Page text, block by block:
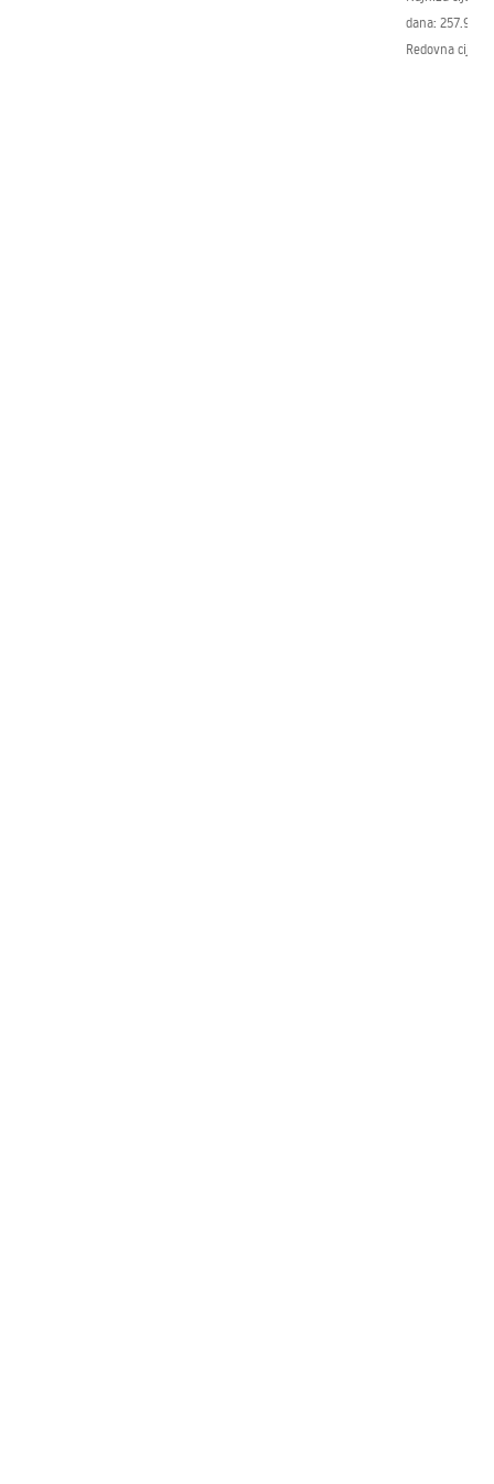
dana: 257.98 €
Redovna cijena